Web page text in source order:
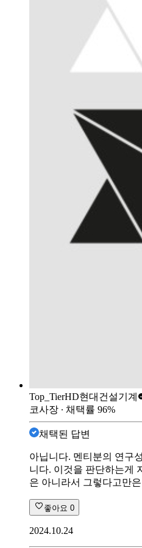
Top_TierHD현대건설기계
코사장 ∙ 채택률 96%
채택된 답변
아닙니다. 멘티분의 연구
니다. 이것을 판단하는게
은 아니라서 그렇다고만
좋아요 0
2024.10.24